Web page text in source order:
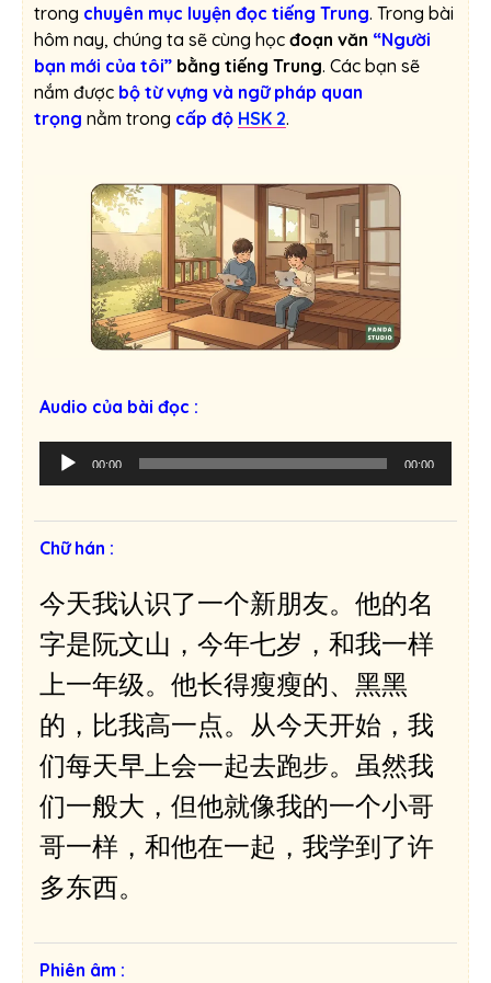
trong chuyên mục luyện đọc tiếng Trung. Trong bài
hôm nay, chúng ta sẽ cùng học đoạn văn “Người
bạn mới của tôi” bằng tiếng Trung. Các bạn sẽ
nắm được bộ từ vựng và ngữ pháp quan
trọng nằm trong cấp độ HSK 2.
Audio của bài đọc :
r
h
h
á
â
m
t
h
a
n
h
00:00 00:00
Chữ hán :
今天我认识了一个新朋友。他的名
字是阮文山，今年七岁，和我一样
上一年级。他长得瘦瘦的、黑黑
的，比我高一点。从今天开始，我
们每天早上会一起去跑步。虽然我
们一般大，但他就像我的一个小哥
哥一样，和他在一起，我学到了许
多东西。
Phiên âm :